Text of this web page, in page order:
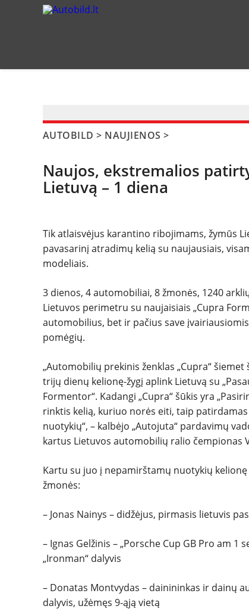
AUTOBILD > NAUJIENOS >
Naujos, ekstremalios
Lietuvą – 1 diena
Tik atlaisvėjus karantino ribojimams, žymūs
pavasarinį atradimų kelią su naujausiais,
modeliais.
3 dienos, 4 automobiliai, 8 žmonės, 1240
Lietuvos perimetru su naujaisiais „Cupra
automobilius, bet ir pačius save
pomėgių.
„Automobilių prekinis ženklas „Cupra“
trijų dienų kelionę-žygį aplink Lietuvą su
Formentor“. Kadangi „Cupra“ šūkis yra
rinktis kelią, kuriuo norės eiti, taip
nuotykių“, – kalbėjo „Autojuta“ pardavimų
kartus Lietuvos automobilių ralio čempionas
Kartu su juo į nepamirštamų nuotykių
žmonės:
– Jonas Nainys – didžėjus, pirmasis lietuvis
– Ignas Gelžinis – „Porsche Cup GB Pro am
„Ironman“ dalyvis
– Donatas Montvydas – dainininkas ir dainų
dalyvis, užėmęs 9-ąją vietą